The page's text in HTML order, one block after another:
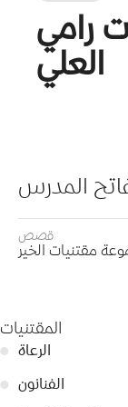
رامي
العلي
المدرس
قصص
مقتنيات الخير
المقتنيات
● الرعاة
● الفنانون